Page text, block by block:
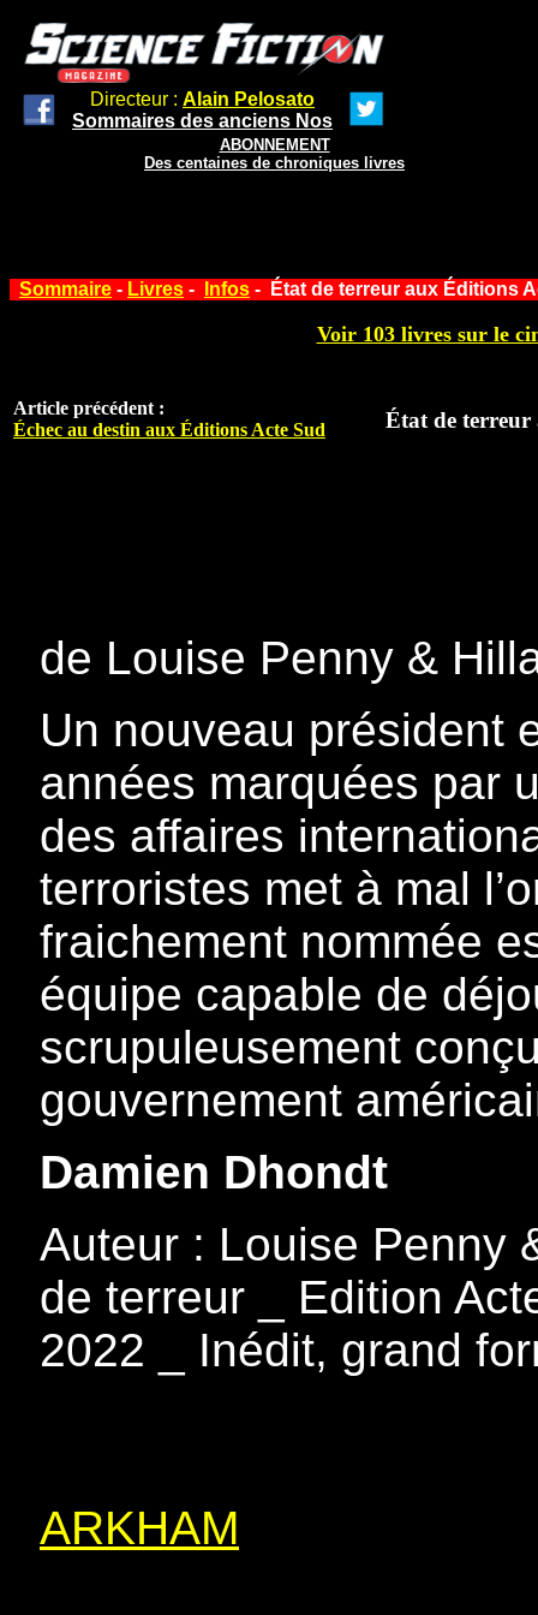
Directeur : Alain Pelosato
Sommaires des anciens Nos
ABONNEMENT
Des centaines de chroniques livres
Sommaire - Livres - Infos - État de terreur aux Éditions
Voir 103 livres sur le
Article précédent :
Échec au destin aux Éditions Acte Sud
État de terreur
de Louise Penny &
Un nouveau président
années marquées par
des affaires
terroristes met à mal
fraichement nommée
équipe capable de
scrupuleusement
gouvernement
Damien Dhondt
Auteur : Louise Penny
de terreur _ Edition
2022 _ Inédit, grand
ARKHAM